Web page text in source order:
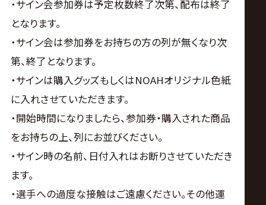
・サイン会参加券は予定枚数終了次第、配布は終了
となります。
・サイン会は参加券をお持ちの方の列が無くなり次
第、終了となります。
・サインは購入グッズもしくはNOAHオリジナル色紙
に入れさせていただきます。
・開始時間になりましたら、参加券・購入された商品
をお持ちの上、列にお並びください。
・サイン時の名前、日付入れはお断りさせていただき
ます。
・選手への過度な接触はご遠慮ください。その他運